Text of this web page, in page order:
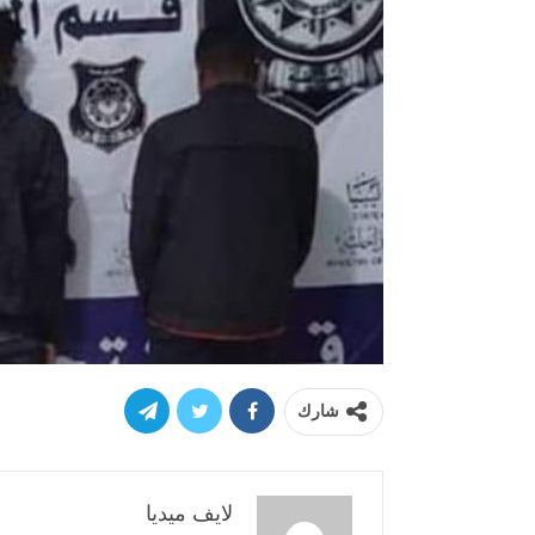
شارك
لايف ميديا